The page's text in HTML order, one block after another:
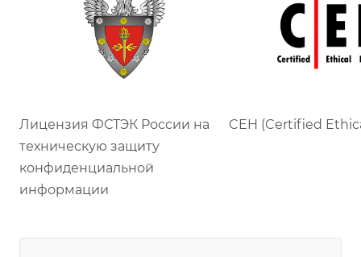
Лицензия ФСТЭК России на
техническую защиту
конфиденциальной
информации
CEH (Certified